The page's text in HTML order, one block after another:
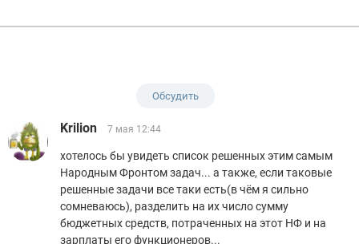
Обсудить
Krilion 7 мая 12:44
хотелось бы увидеть список решенных этим самым
Народным Фронтом задач... а также, если таковые
решенные задачи все таки есть(в чём я сильно
сомневаюсь), разделить на их число сумму
бюджетных средств, потраченных на этот НФ и на
зарплаты его функционеров...